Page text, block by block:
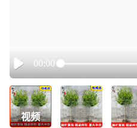
Play
00:00
视频